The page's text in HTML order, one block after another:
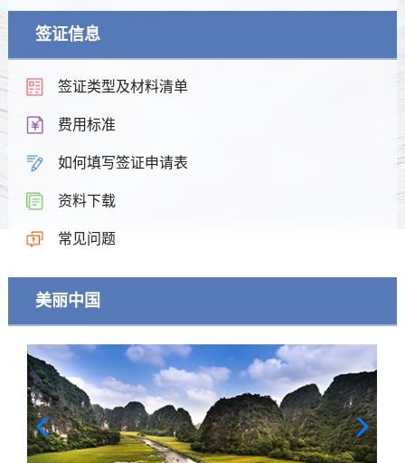
签证信息
签证类型及材料清单
费用标准
如何填写签证申请表
资料下载
常见问题
美丽中国